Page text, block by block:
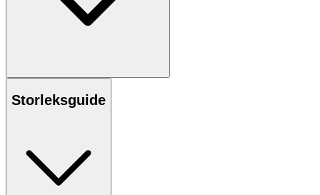
Storleksguide